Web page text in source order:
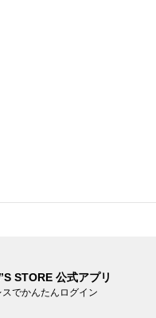
STORE 公式アプリ
でかんたんログイン